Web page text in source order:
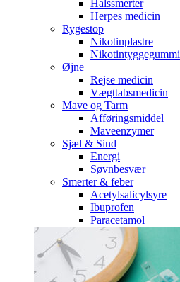
Halssmerter
Herpes medicin
Rygestop
Nikotinplastre
Nikotintyggegummi
Øjne
Rejse medicin
Vægttabsmedicin
Mave og Tarm
Afføringsmiddel
Maveenzymer
Sjæl & Sind
Energi
Søvnbesvær
Smerter & feber
Acetylsalicylsyre
Ibuprofen
Paracetamol